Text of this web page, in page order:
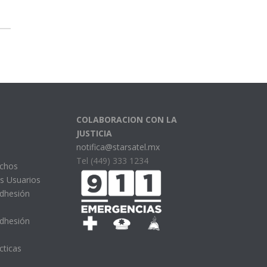
Usuarios
COLABORACION CON LA
JUSTICIA
notifica@starsatel.mx
Tel (449) 333 1234